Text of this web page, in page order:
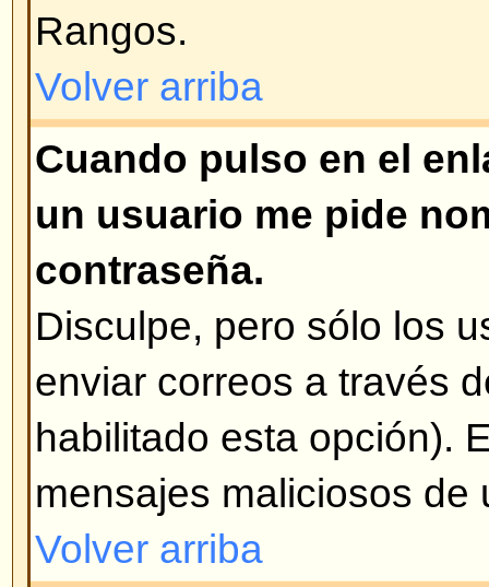
administrador o moderador).
encuesta, pulse en el primer
siempre es el que tiene la
han realizado votaciones, se
opciones o borrarlas. Sin
sólo los administradores y
modificar la encuesta. Esto es
falsificación de resultados de
de la edición de la misma a
¿Por qué no puedo acceder a
Algunos foros están limitados a
grupos de usuarios. Para